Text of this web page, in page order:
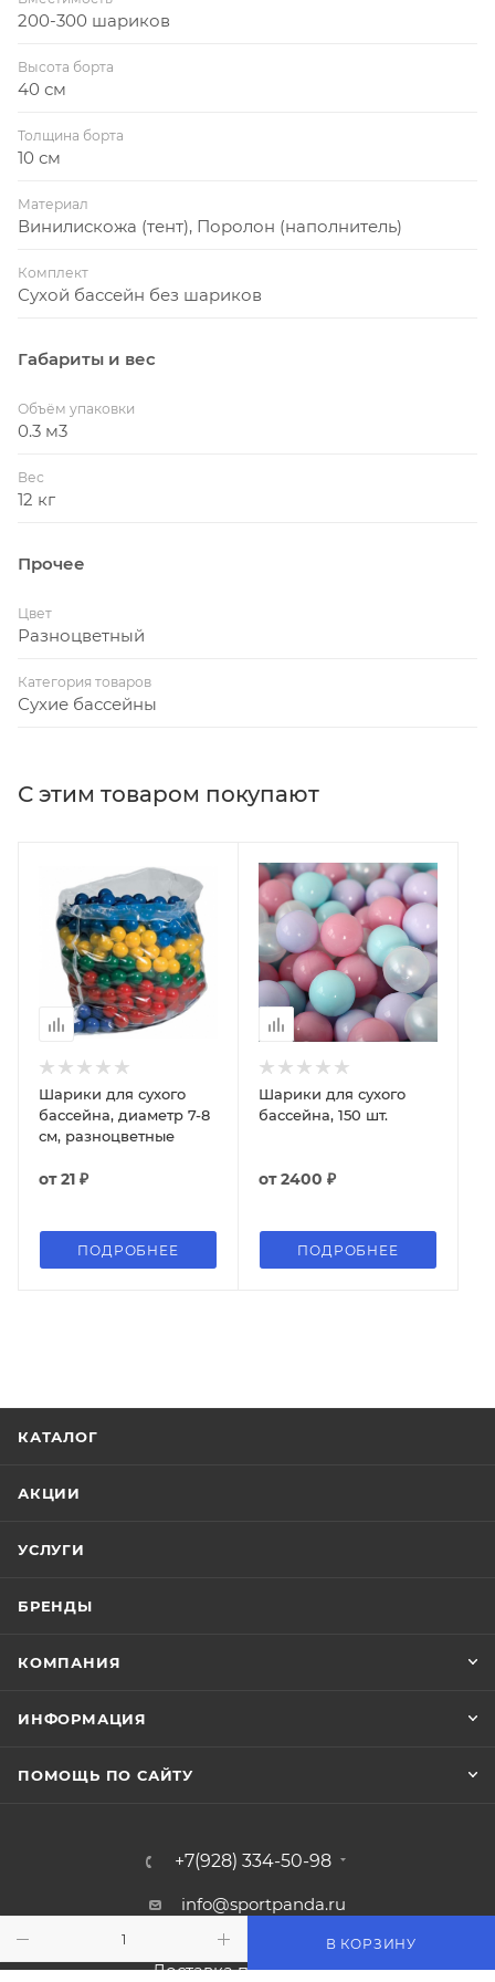
В КОРЗИНУ
коллективную фантазию, придумывая новые и
пользы для вашего ребенка!
200-300 шариков
Высота борта
40 см
Толщина борта
10 см
Материал
Винилискожа (тент), Поролон (наполнитель)
Комплект
Сухой бассейн без шариков
Габариты и вес
Объём упаковки
0.3 м3
Вес
12 кг
Прочее
Цвет
Разноцветный
Категория товаров
Сухие бассейны
С этим товаром покупают
Шарики для сухого
бассейна, диаметр 7-8
см, разноцветные
от21 ₽
ПОДРОБНЕЕ
Шарики для сухого
бассейна, 150 шт.
от2400 ₽
ПОДРОБНЕЕ
КАТАЛОГ
АКЦИИ
УСЛУГИ
БРЕНДЫ
КОМПАНИЯ
ИНФОРМАЦИЯ
ПОМОЩЬ ПО САЙТУ
+7(928) 334-50-98
info@sportpanda.ru
Краснодар, ул. Бородинская 156/13
Доставка по всей России.